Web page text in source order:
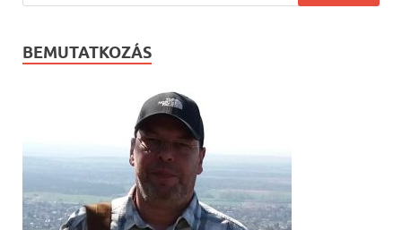
BEMUTATKOZÁS